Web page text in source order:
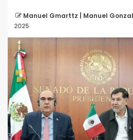
Manuel Gmarttz | Manuel
2025